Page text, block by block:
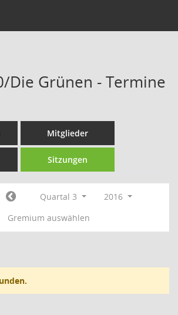
Die Grünen - Termine
Mitglieder
Sitzungen
Quartal 3
2016
Gremium auswählen